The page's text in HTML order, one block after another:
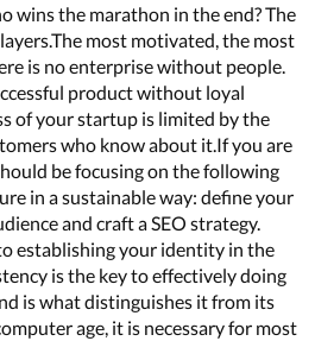
wins the marathon in the end? The
most motivated, the most
is no enterprise without people.
product without loyal
of your startup is limited by the
who know about it.If you are
be focusing on the following
in a sustainable way: define your
and craft a SEO strategy.
establishing your identity in the
is the key to effectively doing
is what distinguishes it from its
age, it is necessary for most